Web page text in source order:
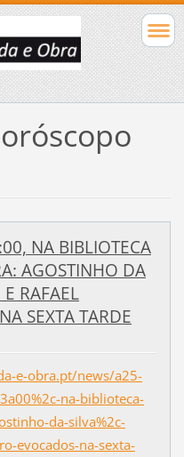
NA BIBLIOTECA
AGOSTINHO DA
RAFAEL
SEXTA TARDE
e-obra.pt/news/a25-
na-biblioteca-
da-silva%2c-
evocados-na-sexta-